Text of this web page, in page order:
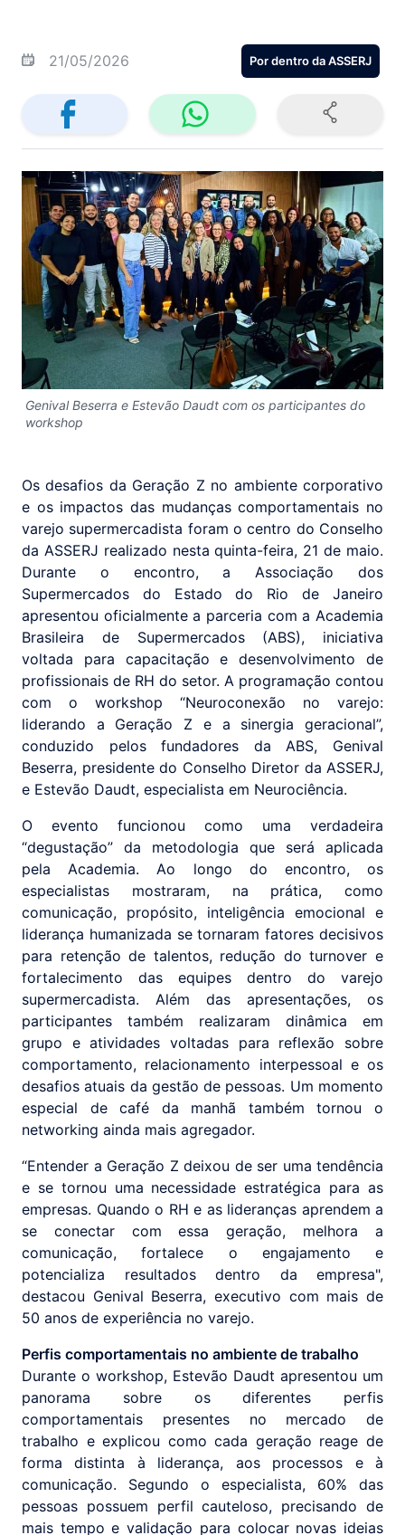
21/05/2026 Por dentro da ASSERJ
Genival Beserra e Estevão Daudt com os participantes do
workshop
Os desafios da Geração Z no ambiente corporativo
e os impactos das mudanças comportamentais no
varejo supermercadista foram o centro do Conselho
da ASSERJ realizado nesta quinta-feira, 21 de maio.
Durante o encontro, a Associação dos
Supermercados do Estado do Rio de Janeiro
apresentou oficialmente a parceria com a Academia
Brasileira de Supermercados (ABS), iniciativa
voltada para capacitação e desenvolvimento de
profissionais de RH do setor. A programação contou
com o workshop “Neuroconexão no varejo:
liderando a Geração Z e a sinergia geracional”,
conduzido pelos fundadores da ABS, Genival
Beserra, presidente do Conselho Diretor da ASSERJ,
e Estevão Daudt, especialista em Neurociência.
O evento funcionou como uma verdadeira
“degustação” da metodologia que será aplicada
pela Academia. Ao longo do encontro, os
especialistas mostraram, na prática, como
comunicação, propósito, inteligência emocional e
liderança humanizada se tornaram fatores decisivos
para retenção de talentos, redução do turnover e
fortalecimento das equipes dentro do varejo
supermercadista. Além das apresentações, os
participantes também realizaram dinâmica em
grupo e atividades voltadas para reflexão sobre
comportamento, relacionamento interpessoal e os
desafios atuais da gestão de pessoas. Um momento
especial de café da manhã também tornou o
networking ainda mais agregador.
“Entender a Geração Z deixou de ser uma tendência
e se tornou uma necessidade estratégica para as
empresas. Quando o RH e as lideranças aprendem a
se conectar com essa geração, melhora a
comunicação, fortalece o engajamento e
potencializa resultados dentro da empresa",
destacou Genival Beserra, executivo com mais de
50 anos de experiência no varejo.
Perfis comportamentais no ambiente de trabalho
Durante o workshop, Estevão Daudt apresentou um
panorama sobre os diferentes perfis
comportamentais presentes no mercado de
trabalho e explicou como cada geração reage de
forma distinta à liderança, aos processos e à
comunicação. Segundo o especialista, 60% das
pessoas possuem perfil cauteloso, precisando de
mais tempo e validação para colocar novas ideias